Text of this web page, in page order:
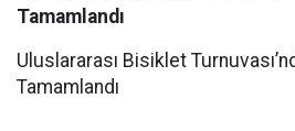
Tamamlandı
Uluslararası Bisiklet
Tamamlandı